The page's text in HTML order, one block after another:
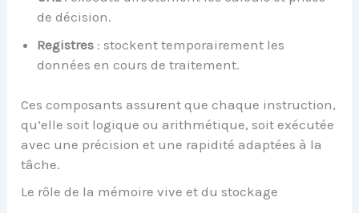
de décision.
Registres : stockent temporairement les
données en cours de traitement.
Ces composants assurent que chaque instruction,
qu’elle soit logique ou arithmétique, soit exécutée
avec une précision et une rapidité adaptées à la
tâche.
Le rôle de la mémoire vive et du stockage